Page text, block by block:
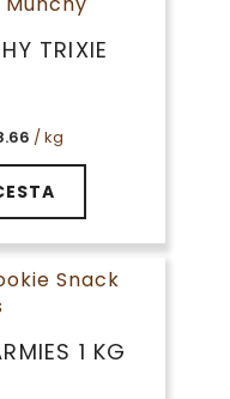
TRIXIE
/ kg
1 KG